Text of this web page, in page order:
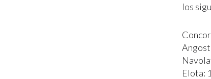
los
Elota: